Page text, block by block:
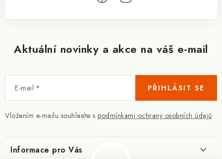
Aktuální novinky a akce na váš e-mail
E-mail
Vložením e-mailu souhlasíte s podmínkami ochrany osobních údajů
PŘIHLÁSIT SE
Informace pro Vás